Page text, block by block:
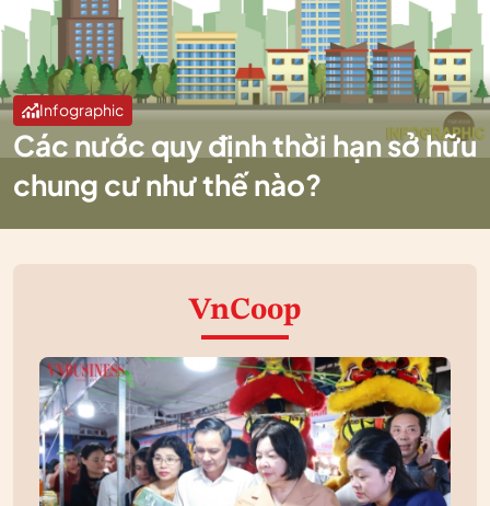
Infographic
Các nước quy định thời hạn sở hữu
chung cư như thế nào?
VnCoop